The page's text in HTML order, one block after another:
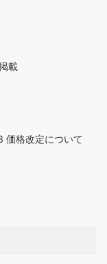
載
価格改定について